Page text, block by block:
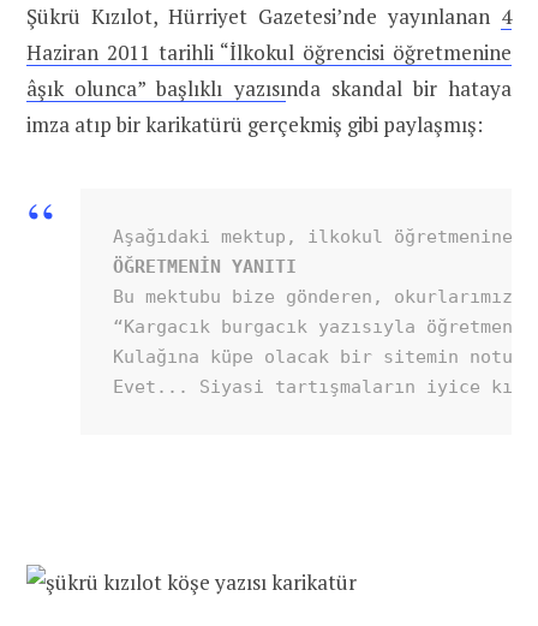
Şükrü Kızılot, Hürriyet Gazetesi’nde yayınlanan 4
Haziran 2011 tarihli “İlkokul öğrencisi öğretmenine
âşık olunca” başlıklı yazısında skandal bir hataya
imza atıp bir karikatürü gerçekmiş gibi paylaşmış:
Bu mektubu bize gönderen,
“Kargacık burgacık yazısıyla
Kulağına küpe olacak bir sitemin
Evet... Siyasi tartışmaların iyice